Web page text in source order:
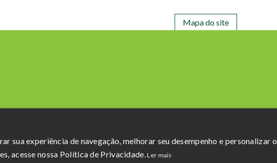
Mapa do site
Política de PrivacidadeeTermos de uso
sua experiência de navegação, melhorar seu desempenho e personalizar o
acesse nossa Política de Privacidade.Ler mais